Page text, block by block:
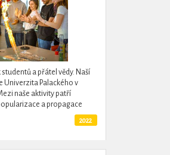
a přátel vědy. Naší
Univerzita Palackého v
naše aktivity patří
a propagace
přednášek, stánků či
sítích....
2022